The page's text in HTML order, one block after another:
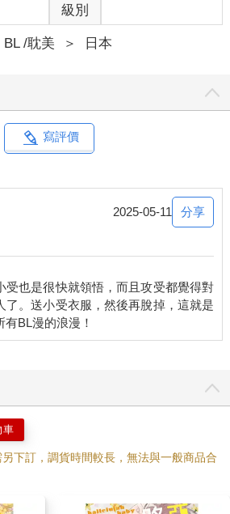
級別
BL /耽美 ＞ 日本
寫評價
2025-05-11 分享
受也是很快就領悟，而且攻受都覺得對
了。送小受衣服，然後再脫掉，這就是
車
下訂，調貨時間較長，無法與一般商品合